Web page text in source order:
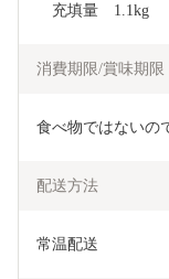
充填量　1.1kg
消費期限/賞味期限
食べ物ではないの
配送方法
常温配送